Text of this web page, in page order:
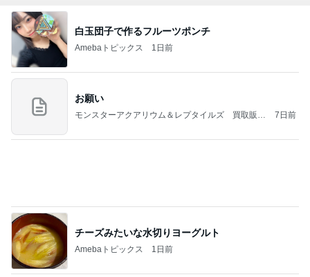
白玉団子で作るフルーツポンチ
Amebaトピックス 1日前
お願い
モンスターアクアリウム＆レプタイルズ 買取販売
7日前
チーズみたいな水切りヨーグルト
Amebaトピックス 1日前